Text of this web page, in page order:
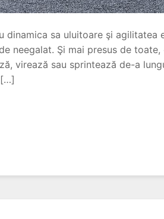
dinamica sa uluitoare şi agilitatea
neegalat. Şi mai presus de
virează sau sprintează de-a